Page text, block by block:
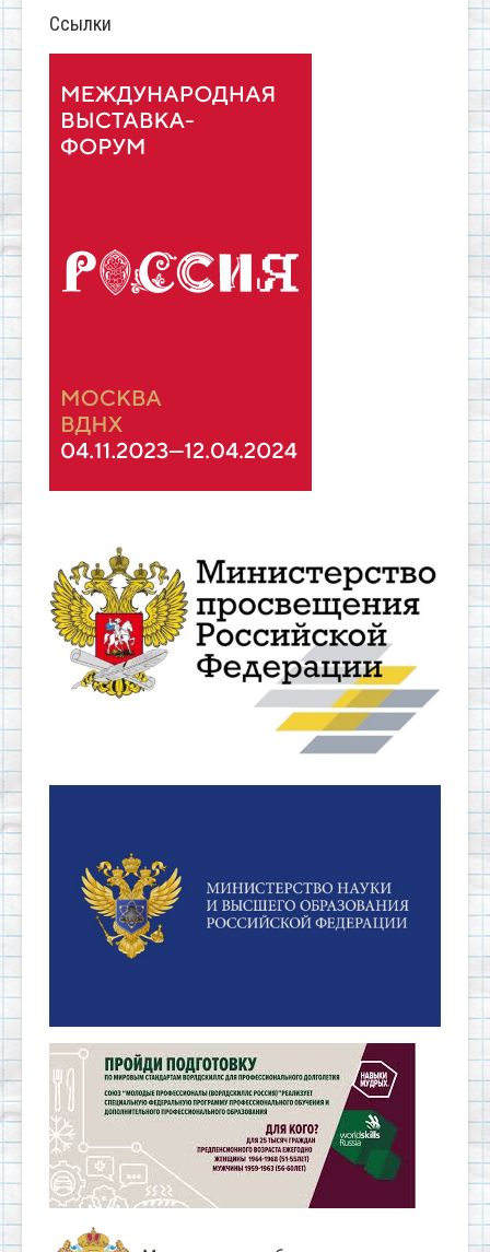
Ссылки